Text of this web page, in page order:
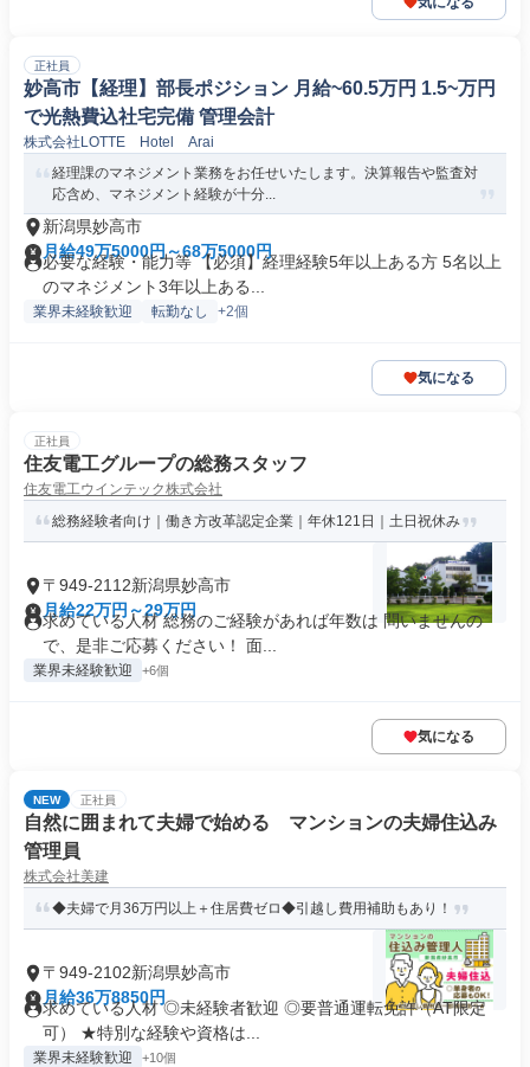
正社員
妙高市【経理】部長ポジション 月給~60.5万円 1.5~万円
で光熱費込社宅完備 管理会計
株式会社LOTTE Hotel Arai
経理課のマネジメント業務をお任せいたします。決算報告や監査対
応含め、マネジメント経験が十分...
新潟県妙高市
月給49万5000円～68万5000円
必要な経験・能力等 【必須】経理経験5年以上ある方 5名以上
のマネジメント3年以上ある...
業界未経験歓迎 転勤なし +2個
気になる
正社員
住友電工グループの総務スタッフ
住友電工ウインテック株式会社
総務経験者向け｜働き方改革認定企業｜年休121日｜土日祝休み
〒949-2112新潟県妙高市
月給22万円～29万円
求めている人材 総務のご経験があれば年数は 問いませんの
で、是非ご応募ください！ 面...
業界未経験歓迎 +6個
気になる
NEW 正社員
自然に囲まれて夫婦で始める マンションの夫婦住込み
管理員
株式会社美建
◆夫婦で月36万円以上＋住居費ゼロ◆引越し費用補助もあり！
〒949-2102新潟県妙高市
月給36万8850円
求めている人材 ◎未経験者歓迎 ◎要普通運転免許（AT限定
可） ★特別な経験や資格は...
業界未経験歓迎 +10個